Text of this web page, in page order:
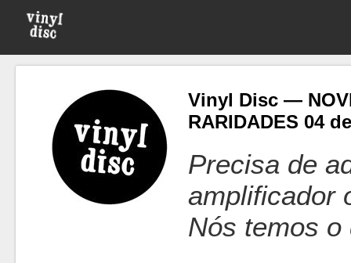
Vinyl Disc —
RARIDADES 04
Precisa de
amplificador
Nós temos o